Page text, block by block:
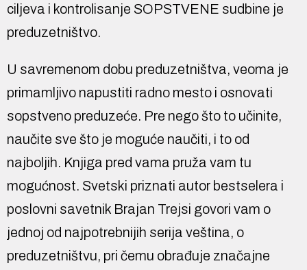
ciljeva i kontrolisanje SOPSTVENE sudbine je
preduzetništvo.
U savremenom dobu preduzetništva, veoma je
primamljivo napustiti radno mesto i osnovati
sopstveno preduzeće. Pre nego što to učinite,
naučite sve što je moguće naučiti, i to od
najboljih. Knjiga pred vama pruža vam tu
mogućnost. Svetski priznati autor bestselera i
poslovni sa­vetnik Brajan Trejsi govori vam o
jednoj od najpotrebnijih serija veština, o
preduzetništvu, pri čemu obrađuje značajne